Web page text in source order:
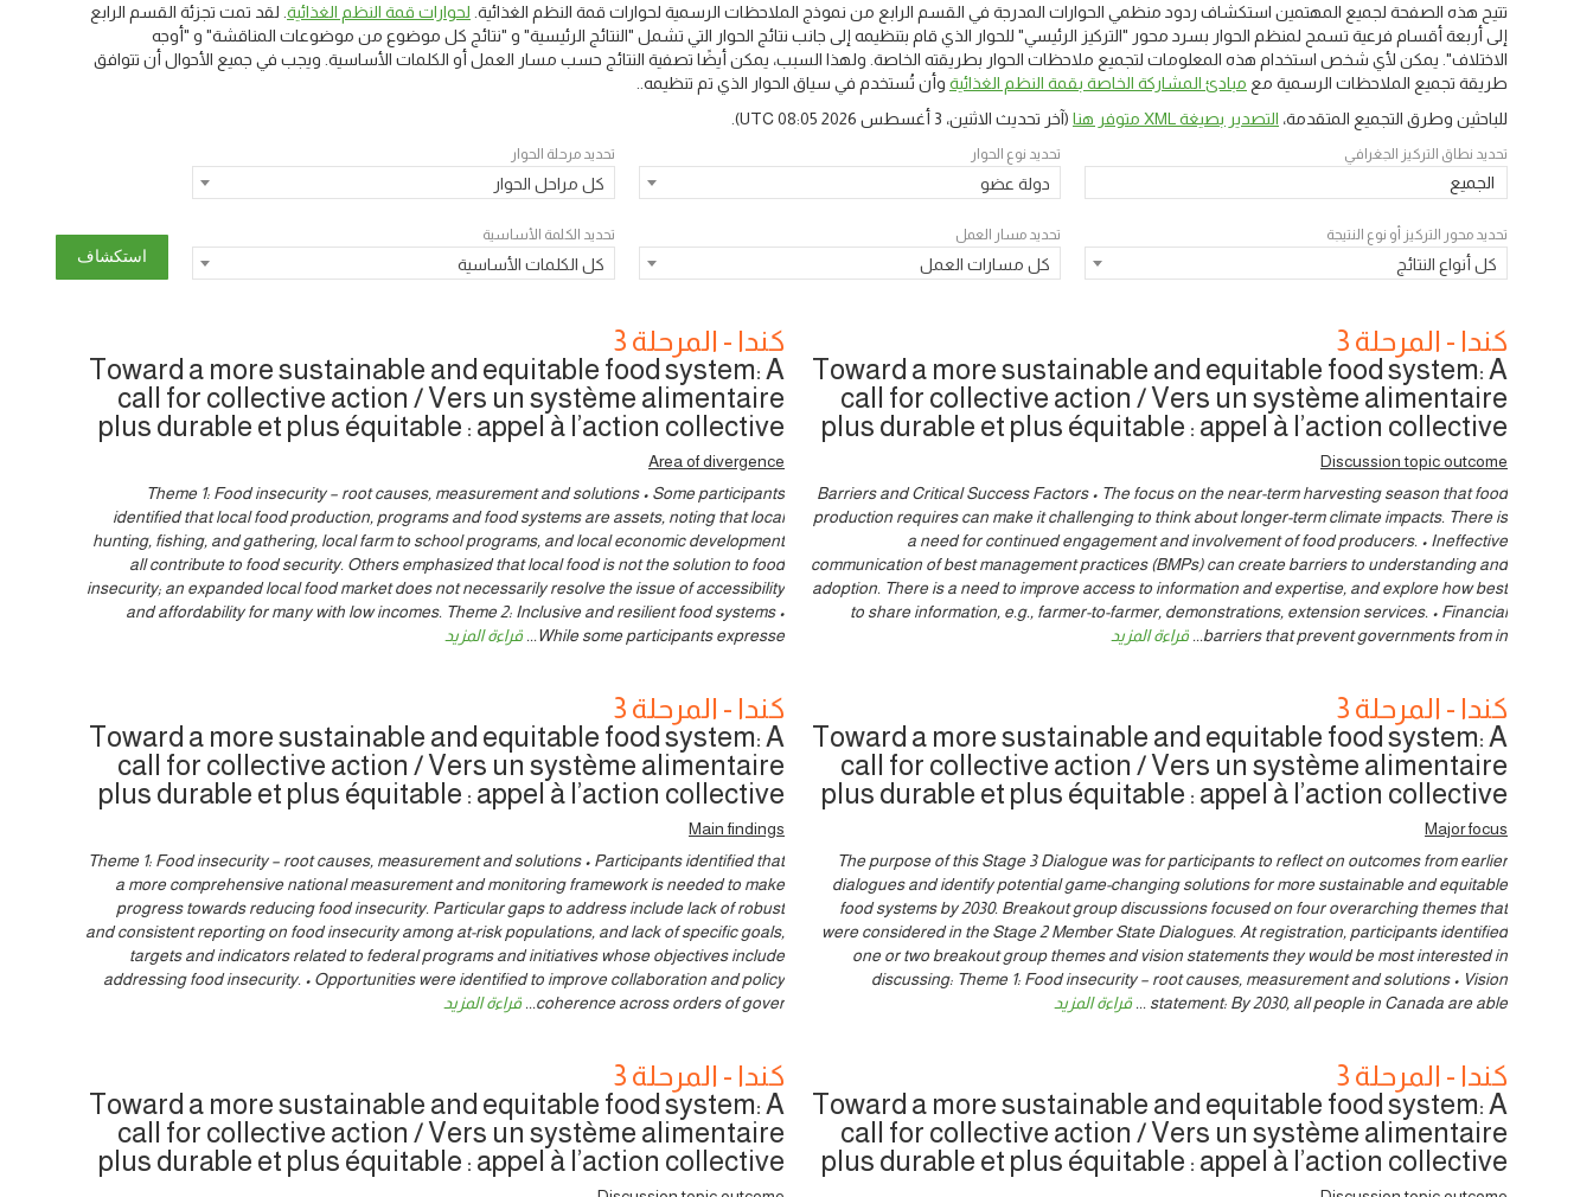
تتيح هذه الصفحة لجميع المهتمين استكشاف ردود منظمي الحوارات المدرجة في القسم الرابع من نموذج الملاحظات الرسمية لحوارات قمة النظم الغذائية. لحوارات قمة النظم الغذائية. لقد تمت تجزئة القسم الرابع
إلى أربعة أقسام فرعية تسمح لمنظم الحوار بسرد محور "التركيز الرئيسي" للحوار الذي قام بتنظيمه إلى جانب نتائج الحوار التي تشمل "النتائج الرئيسية" و "نتائج كل موضوع من موضوعات المناقشة" و "أوجه
الاختلاف". يمكن لأي شخص استخدام هذه المعلومات لتجميع ملاحظات الحوار بطريقته الخاصة. ولهذا السبب، يمكن أيضًا تصفية النتائج حسب مسار العمل أو الكلمات الأساسية. ويجب في جميع الأحوال أن تتوافق
طريقة تجميع الملاحظات الرسمية مع مبادئ المشاركة الخاصة بقمة النظم الغذائية وأن تُستخدم في سياق الحوار الذي تم تنظيمه..
للباحثين وطرق التجميع المتقدمة، التصدير بصيغة XML متوفر هنا (آخر تحديث الاثنين، 3 أغسطس 2026 08:05 UTC ).
تحديد نطاق التركيز الجغرافي
الجميع
تحديد نوع الحوار
دولة عضو
تحديد مرحلة الحوار
كل مراحل الحوار
تحديد محور التركيز أو نوع النتيجة
كل أنواع النتائج
تحديد مسار العمل
كل مسارات العمل
تحديد الكلمة الأساسية
كل الكلمات الأساسية
كندا - المرحلة 3
Toward a more sustainable and equitable food system: A
call for collective action / Vers un système alimentaire
plus durable et plus équitable : appel à l’action collective
Discussion topic outcome
Barriers and Critical Success Factors • The focus on the near-term harvesting season that food
production requires can make it challenging to think about longer-term climate impacts. There is
a need for continued engagement and involvement of food producers. • Ineffective
communication of best management practices (BMPs) can create barriers to understanding and
adoption. There is a need to improve access to information and expertise, and explore how best
to share information, e.g., farmer-to-farmer, demonstrations, extension services. • Financial
barriers that prevent governments from in
... قراءة المزيد
كندا - المرحلة 3
Toward a more sustainable and equitable food system: A
call for collective action / Vers un système alimentaire
plus durable et plus équitable : appel à l’action collective
Area of divergence
Theme 1: Food insecurity – root causes, measurement and solutions • Some participants
identified that local food production, programs and food systems are assets, noting that local
hunting, fishing, and gathering, local farm to school programs, and local economic development
all contribute to food security. Others emphasized that local food is not the solution to food
insecurity; an expanded local food market does not necessarily resolve the issue of accessibility
and affordability for many with low incomes. Theme 2: Inclusive and resilient food systems •
While some participants expresse
... قراءة المزيد
كندا - المرحلة 3
Toward a more sustainable and equitable food system: A
call for collective action / Vers un système alimentaire
plus durable et plus équitable : appel à l’action collective
Major focus
The purpose of this Stage 3 Dialogue was for participants to reflect on outcomes from earlier
dialogues and identify potential game-changing solutions for more sustainable and equitable
food systems by 2030. Breakout group discussions focused on four overarching themes that
were considered in the Stage 2 Member State Dialogues. At registration, participants identified
one or two breakout group themes and vision statements they would be most interested in
discussing: Theme 1: Food insecurity – root causes, measurement and solutions • Vision
statement: By 2030, all people in Canada are able
... قراءة المزيد
كندا - المرحلة 3
Toward a more sustainable and equitable food system: A
call for collective action / Vers un système alimentaire
plus durable et plus équitable : appel à l’action collective
Main findings
Theme 1: Food insecurity – root causes, measurement and solutions • Participants identified that
a more comprehensive national measurement and monitoring framework is needed to make
progress towards reducing food insecurity. Particular gaps to address include lack of robust
and consistent reporting on food insecurity among at-risk populations, and lack of specific goals,
targets and indicators related to federal programs and initiatives whose objectives include
addressing food insecurity. • Opportunities were identified to improve collaboration and policy
coherence across orders of gover
... قراءة المزيد
كندا - المرحلة 3
Toward a more sustainable and equitable food system: A
call for collective action / Vers un système alimentaire
plus durable et plus équitable : appel à l’action collective
كندا - المرحلة 3
Toward a more sustainable and equitable food system: A
call for collective action / Vers un système alimentaire
plus durable et plus équitable : appel à l’action collective